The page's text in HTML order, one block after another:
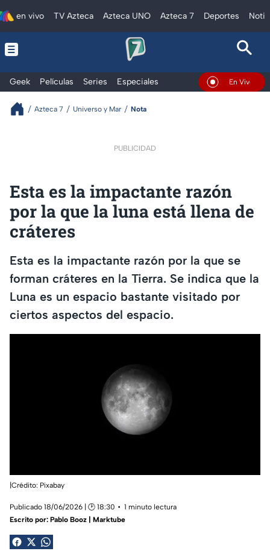
en vivo TV Azteca Azteca UNO Azteca 7 Deportes
Geek Películas Series Especiales En Vivo
Azteca 7 Universo y Mar Nota
PUBLICIDAD
Esta es la impactante razón
por la que la luna está llena de
cráteres
Esta es la impactante razón por la que se
forman cráteres en la Tierra. Se indica que la
Luna es un espacio bastante visitado por
ciertos aspectos del espacio.
|Crédito: Pixabay
Publicado 18/06/2026 | 🕑 18:30
1 minuto lectura
Escrito por: Pablo Booz | Marktube